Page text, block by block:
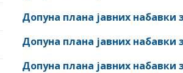
Допуна плана јавних набавки
Допуна плана јавних набавки
Допуна плана јавних набавки